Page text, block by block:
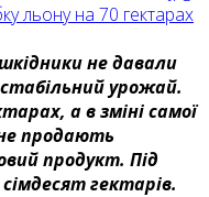
льону на 70 гектарах
не давали
урожай.
а в зміні самої
продають
продукт. Під
гектарів.